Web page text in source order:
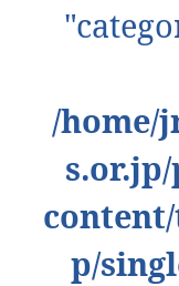
/home/
p/